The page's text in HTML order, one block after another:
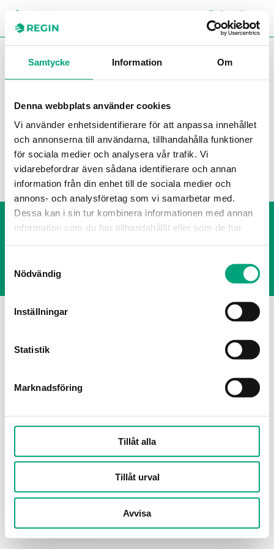
Samtycke Information Om
Denna webbplats använder cookies
Vi använder enhetsidentifierare för att anpassa innehållet
och annonserna till användarna, tillhandahålla funktioner
för sociala medier och analysera vår trafik. Vi
vidarebefordrar även sådana identifierare och annan
information från din enhet till de sociala medier och
annons- och analysföretag som vi samarbetar med.
Dessa kan i sin tur kombinera informationen med annan
information som du har tillhandahållit eller som de har
Nödvändig
Inställningar
Statistik
Marknadsföring
Tillåt alla
Tillåt urval
Avvisa
SÖK
You are here:
Regin Produkter
Elektroniska ventiler och
Elektroniska ventiler och
expansionsventiler
Filter
Våra produkter
Visselblåsning
Cookie Policy
Integritetspolicy